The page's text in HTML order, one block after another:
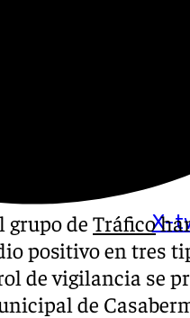
X-
grupo de Tráfico
positivo en tres
de vigilancia se
de